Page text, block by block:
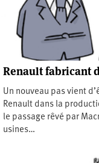
Renault fabricant
Un nouveau pas vient
Renault dans la
le passage rêvé par
usines…